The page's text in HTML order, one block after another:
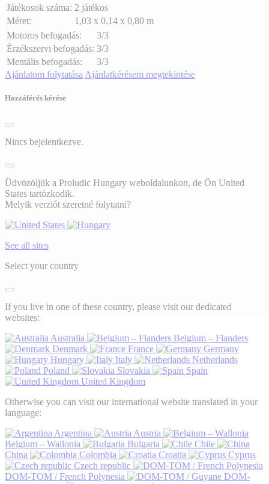
Játékosok száma: 2 játékos
Méret:
1,03 x 0,14 x 0,80 m
Motoros befogadás:
3/3
Érzékszervi befogadás: 3/3
Mentális befogadás:
3/3
Ajánlatom folytatása Ajánlatkérésem megtekintése
Hozzáférés kérése
Nincs bejelentkezve.
Üdvözöljük a Proludic Hungary weboldalunkon, de Ön United
States tartózkodik.
Melyik verziót szeretné folytatni?
See all sites
Select your country
If you live in one of these country, please visit our dedicated
websites:
Australia
Belgium – Flanders
Denmark
France
Germany
Hungary
Italy
Netherlands
Poland
Slovakia
Spain
United Kingdom
Otherwise you can visit our international website translated in your
language:
Argentina
Austria
Belgium – Wallonia
Bulgaria
Chile
China
Colombia Croatia
Cyprus
Czech republic
DOM-TOM / French Polynesia
DOM-